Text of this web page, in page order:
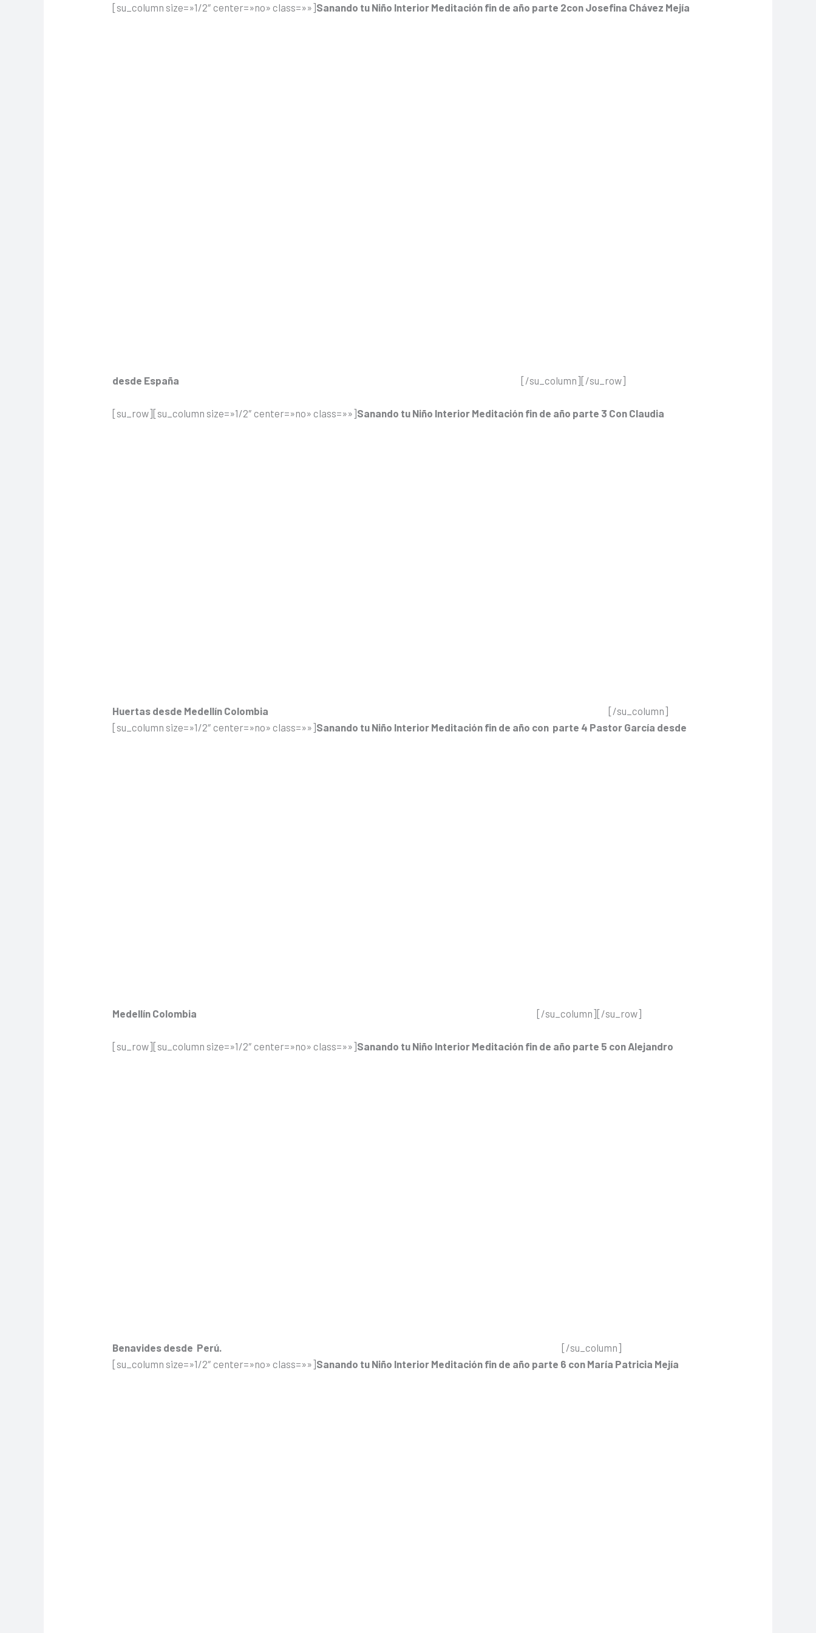
[su_column size=»1/2″ center=»no» class=»»]Sanando tu Niño Interior Meditación fin de año parte 2con Josefina Chávez Mejía
desde España [/su_column][/su_row]
[su_row][su_column size=»1/2″ center=»no» class=»»]Sanando tu Niño Interior Meditación fin de año parte 3 Con Claudia
Huertas desde Medellín Colombia
[/su_column]
[su_column size=»1/2″ center=»no» class=»»]Sanando tu Niño Interior Meditación fin de año con parte 4 Pastor García desde
Medellín Colombia [/su_column][/su_row]
[su_row][su_column size=»1/2″ center=»no» class=»»]Sanando tu Niño Interior Meditación fin de año parte 5 con Alejandro
Benavides desde Perú.
[/su_column]
[su_column size=»1/2″ center=»no» class=»»]Sanando tu Niño Interior Meditación fin de año parte 6 con María Patricia Mejía